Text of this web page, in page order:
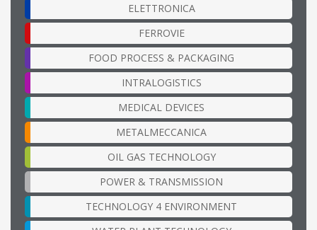
ELETTRONICA
FERROVIE
FOOD PROCESS & PACKAGING
INTRALOGISTICS
MEDICAL DEVICES
METALMECCANICA
OIL GAS TECHNOLOGY
POWER & TRANSMISSION
TECHNOLOGY 4 ENVIRONMENT